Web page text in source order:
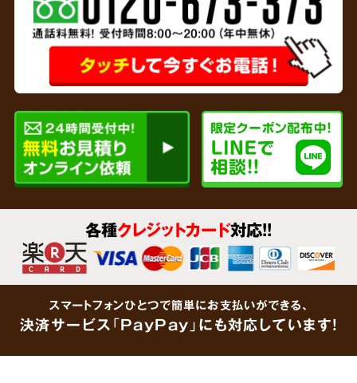
連携
リサイクルショップを運営している弊社では、
貴金属、家財など形見分けが不要なあらゆるご
遺品をその場で買取査定いたします。企業で連
鑑定します。「買取できるものがあるかわからな
各種クレジットカード対応!!
スマートフォンひとつで簡単にお支払いができる、
決済サービス「PayPay」にも対応しています!